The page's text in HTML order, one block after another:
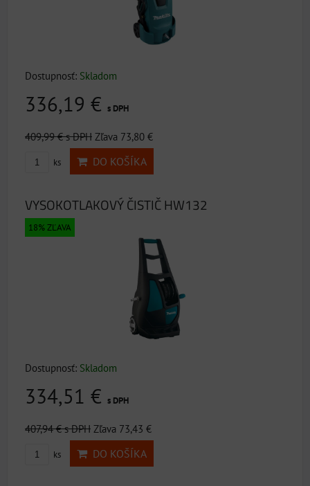
Dostupnosť: Skladom
336,19 € s DPH
409,99 €s DPH Zľava 73,80 €
ks DO KOŠÍKA
VYSOKOTLAKOVÝ ČISTIČ HW132
18% ZĽAVA
Dostupnosť: Skladom
334,51 € s DPH
407,94 €s DPH Zľava 73,43 €
ks DO KOŠÍKA